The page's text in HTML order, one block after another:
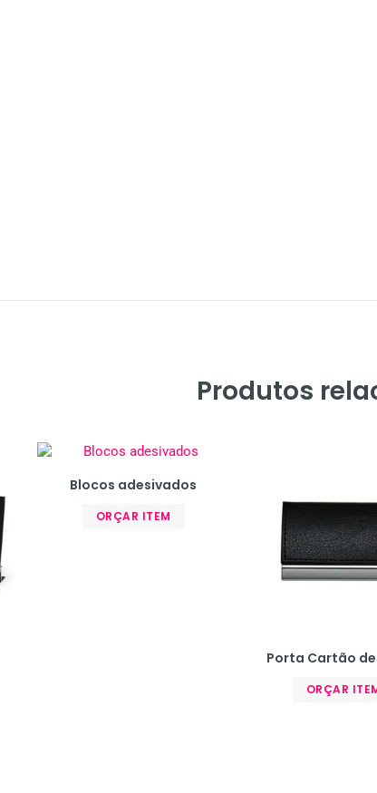
Produtos
Blocos adesivados
ORÇAR ITEM
Porta Cartão
ORÇAR